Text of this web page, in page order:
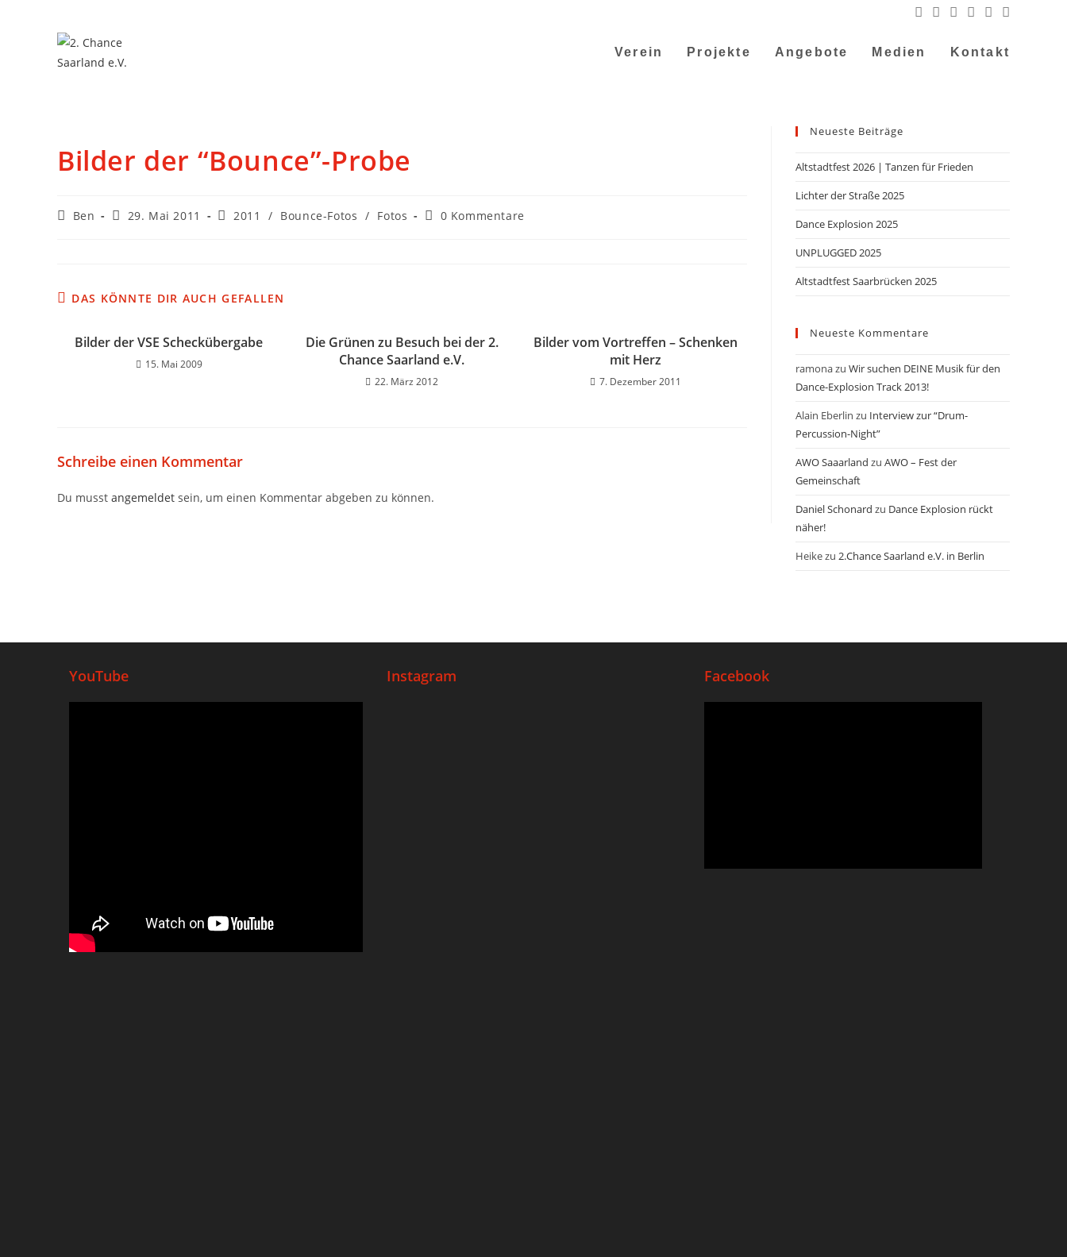
Verein Projekte Angebote Medien Kontakt
Bilder der “Bounce”-Probe
Ben 29. Mai 2011 2011 / Bounce-Fotos / Fotos 0 Kommentare
DAS KÖNNTE DIR AUCH GEFALLEN
Bilder der VSE Scheckübergabe
15. Mai 2009
Die Grünen zu Besuch bei der 2.
Chance Saarland e.V.
22. März 2012
Bilder vom Vortreffen – Schenken
mit Herz
7. Dezember 2011
Schreibe einen Kommentar
Du musst angemeldet sein, um einen Kommentar abgeben zu können.
Neueste Beiträge
Altstadtfest 2026 | Tanzen für Frieden
Lichter der Straße 2025
Dance Explosion 2025
UNPLUGGED 2025
Altstadtfest Saarbrücken 2025
Neueste Kommentare
ramonazu Wir suchen DEINE Musik für den
Dance-Explosion Track 2013!
Alain Eberlin zu Interview zur “Drum-
Percussion-Night”
AWO Saaarland zu AWO – Fest der
Gemeinschaft
Daniel Schonard zu Dance Explosion rückt
näher!
Heikezu 2.Chance Saarland e.V. in Berlin
YouTube Instagram Facebook